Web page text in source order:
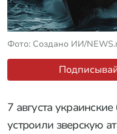
Фото: Создано ИИ/
7 августа
устроили зверскую